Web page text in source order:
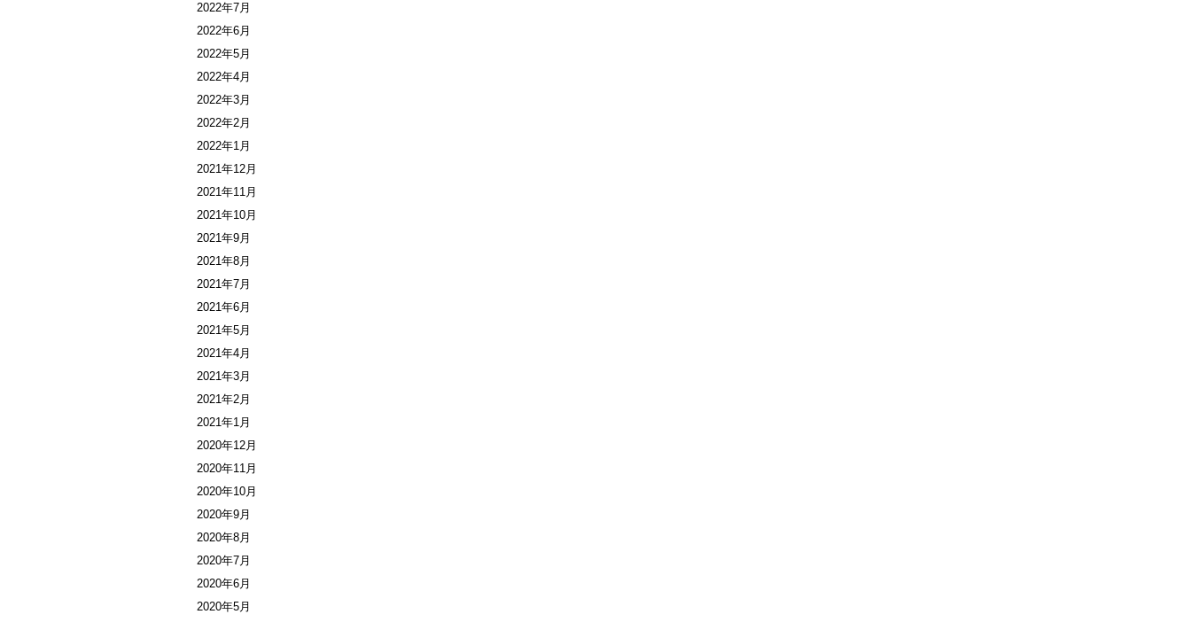
2022年7月
2022年6月
2022年5月
2022年4月
2022年3月
2022年2月
2022年1月
2021年12月
2021年11月
2021年10月
2021年9月
2021年8月
2021年7月
2021年6月
2021年5月
2021年4月
2021年3月
2021年2月
2021年1月
2020年12月
2020年11月
2020年10月
2020年9月
2020年8月
2020年7月
2020年6月
2020年5月